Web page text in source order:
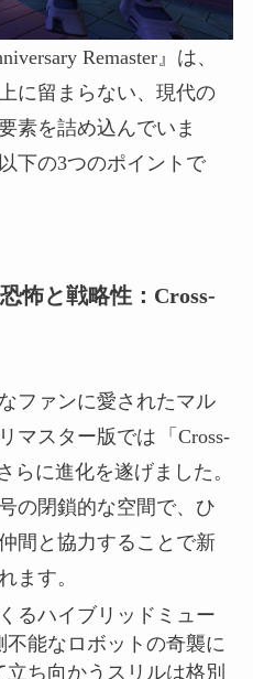
Remaster』は、
に留まらない、現代の
素を詰め込んでいま
下の3つのポイントで
怖と戦略性：Cross-
ファンに愛されたマル
マスター版では
「Cross-
らに進化を遂げました。
の閉鎖的な空間で、ひ
間と協力することで新
ます。
るハイブリッドミュー
能なロボットの奇襲に
ち向かうスリルは格別